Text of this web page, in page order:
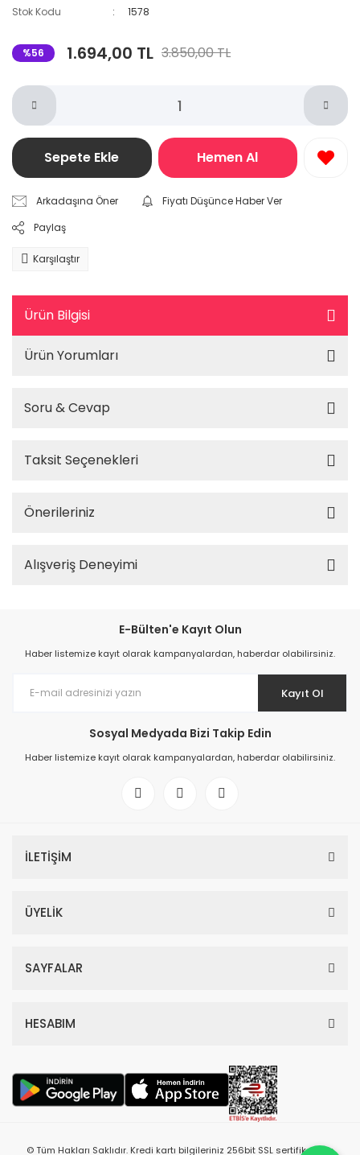
Stok Kodu
1578
%56 1.694,00 TL 3.850,00 TL
Sepete Ekle Hemen Al
Arkadaşına Öner
Fiyatı Düşünce Haber Ver
Paylaş
Karşılaştır
Ürün Bilgisi
Ürün Yorumları
Soru & Cevap
Taksit Seçenekleri
Önerileriniz
Alışveriş Deneyimi
E-Bülten'e Kayıt Olun
Haber listemize kayıt olarak kampanyalardan, haberdar olabilirsiniz.
Kayıt Ol
Sosyal Medyada Bizi Takip Edin
Haber listemize kayıt olarak kampanyalardan, haberdar olabilirsiniz.
İLETİŞİM
ÜYELİK
SAYFALAR
HESABIM
© Tüm Hakları Saklıdır. Kredi kartı bilgileriniz 256bit SSL sertifikası ile